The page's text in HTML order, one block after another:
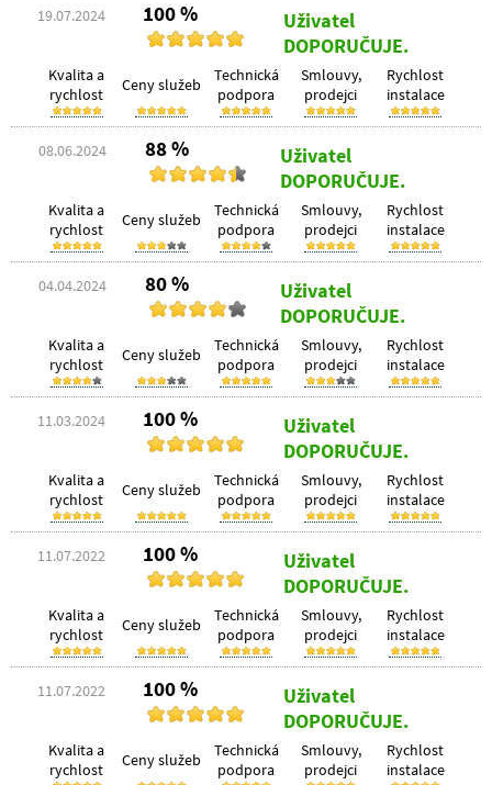
19.07.2024 100 %
Uživatel
DOPORUČUJE.
Kvalita a
rychlost
Ceny služeb
Technická
podpora
Smlouvy,
prodejci
Rychlost
instalace
08.06.2024 88 %
Uživatel
DOPORUČUJE.
Kvalita a
rychlost
Ceny služeb
Technická
podpora
Smlouvy,
prodejci
Rychlost
instalace
04.04.2024 80 %
Uživatel
DOPORUČUJE.
Kvalita a
rychlost
Ceny služeb
Technická
podpora
Smlouvy,
prodejci
Rychlost
instalace
11.03.2024 100 %
Uživatel
DOPORUČUJE.
Kvalita a
rychlost
Ceny služeb
Technická
podpora
Smlouvy,
prodejci
Rychlost
instalace
11.07.2022 100 %
Uživatel
DOPORUČUJE.
Kvalita a
rychlost
Ceny služeb
Technická
podpora
Smlouvy,
prodejci
Rychlost
instalace
11.07.2022 100 %
Uživatel
DOPORUČUJE.
Kvalita a
rychlost
Ceny služeb
Technická
podpora
Smlouvy,
prodejci
Rychlost
instalace